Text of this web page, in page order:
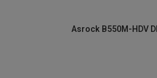
Asrock B550M-HDV